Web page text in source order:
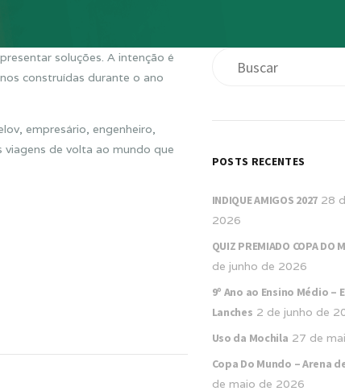
soluções. A intenção é
construídas durante o ano
empresário, engenheiro,
de volta ao mundo que
POSTS RECENTES
INDIQUE AMIGOS 2027 28
2026
QUIZ PREMIADO COPA DO
de junho de 2026
9º Ano ao Ensino Médio –
Lanches 2 de junho de
Uso da Mochila 27 de
Copa Do Mundo – Arena
de maio de 2026